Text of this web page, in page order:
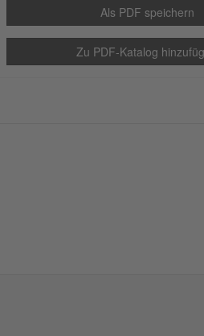
Als PDF speichern
Zu PDF-Katalog